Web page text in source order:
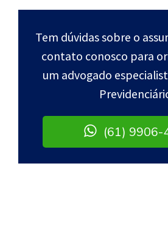
Tem dúvidas sobre o
contato conosco para
um advogado
(61) 9906-